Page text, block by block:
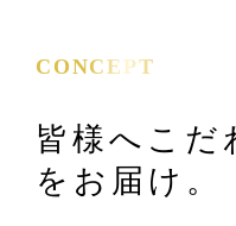
CONCEPT
皆様へこだ
をお届け。